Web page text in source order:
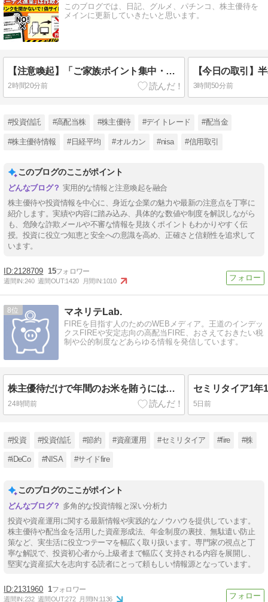
このブログでは、日記、グルメ、パチンコ、株主優待を
メインに更新していきたいと思います。
【注意喚起】「ご家族ポイント集中・特別ボーナス進呈のお知らせ」はフィッシング詐欺メール！怪しい見分け方と対処法
2時間20分前 3時間50分前
#投資信託 #高配当株 #株主優待 #デイトレード #配当金
#株主優待情報 #日経平均 #オルカン #nisa #信用取引
このブログのここがポイント
実用的な情報と注意喚起を融合
株主優待や投資情報を中心に、身近な企業の魅力や最新の注意点を丁寧に
紹介します。実績や内容に踏み込み、具体的な数値や制度を解説しながら
も、危険な詐欺メールや不審な情報を見抜くポイントもわかりやすく伝
授。投資に役立つ知恵と安全への意識を高め、正確さと信頼性を追求して
います。
2128709 15
週間IN:240 週間OUT:1420 月間IN:1010
8 マネリテLab.
FIREを目指す人のためのWEBメディア。王道のインデッ
クスFIREや安定志向の高配当FIRE、おさえておきたい税
制や公的制度などあらゆる情報を発信しています。
株主優待だけで年間のお米を賄うにはいくら必要？おすすめの4パターン
24時間前 5日前
#投資 #投資信託 #節約 #資産運用 #セミリタイア #fire #株
#iDeCo #NISA #サイドfire
このブログのここがポイント
多角的な投資情報と深い分析力
投資や資産運用に関する最新情報や実践的なノウハウを提供しています。
株主優待や配当金を活用した資産形成法、年金制度の裏技、無駄遣い防止
策など、実生活に役立つテーマを幅広く取り扱います。専門家の視点と丁
寧な解説で、投資初心者から上級者まで幅広く支持される内容を展開し、
堅実な資産拡大を志向する読者にとって頼もしい情報源となっています。
2131960 1
週間IN:232 週間OUT:272 月間IN:1136